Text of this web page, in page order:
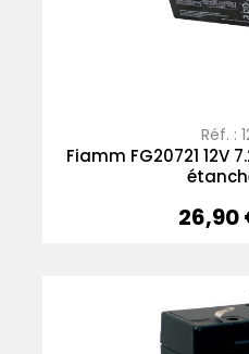
Réf. :
Fiamm FG20721 12V
Prix
26,90